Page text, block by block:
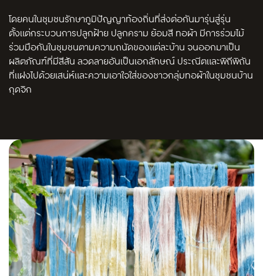
โดยคนในชุมชนรักษาภูมิปัญญาท้องถิ่นที่ส่งต่อกันมารุ่นสู่รุ่น
ตั้งแต่กระบวนการปลูกฝ้าย ปลูกคราม ย้อมสี ทอผ้า มีการร่วมไม้
ร่วมมือกันในชุมชนตามความถนัดของแต่ละบ้าน จนออกมาเป็น
ผลิตภัณฑ์ที่มีสีสัน ลวดลายอันเป็นเอกลักษณ์ ประณีตและพิถีพิถัน
ที่แฝงไปด้วยเสน่ห์และความเอาใจใส่ของชาวกลุ่มทอผ้าในชุมชนบ้าน
กุดจิก